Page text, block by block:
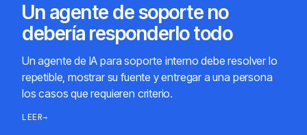
Un agente de soporte no
debería responderlo todo
Un agente de IA para soporte interno debe resolver lo
repetible, mostrar su fuente y entregar a una persona
los casos que requieren criterio.
LEER→